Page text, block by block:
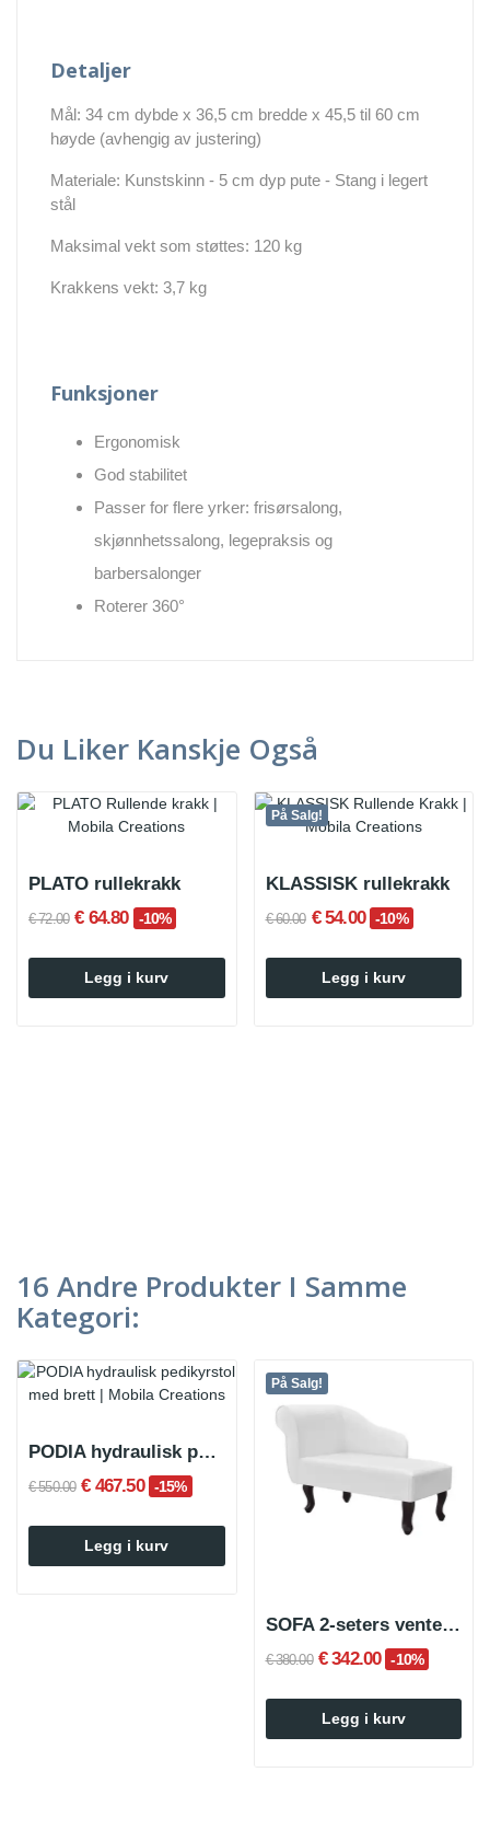
Detaljer
Mål: 34 cm dybde x 36,5 cm bredde x 45,5 til 60 cm
høyde (avhengig av justering)
Materiale: Kunstskinn - 5 cm dyp pute - Stang i legert
stål
Maksimal vekt som støttes: 120 kg
Krakkens vekt: 3,7 kg
Funksjoner
Ergonomisk
God stabilitet
Passer for flere yrker: frisørsalong,
skjønnhetssalong, legepraksis og
barbersalonger
Roterer 360°
Du Liker Kanskje Også
PLATO rullekrakk
€ 72.00 € 64.80 -10%
Legg i kurv
På Salg!
KLASSISK rullekrakk
€ 60.00 € 54.00 -10%
Legg i kurv
16 Andre Produkter I Samme
Kategori:
PODIA hydraulisk pedikyrstol med...
€ 550.00 € 467.50 -15%
Legg i kurv
På Salg!
SOFA 2-seters ventestol
€ 380.00 € 342.00 -10%
Legg i kurv